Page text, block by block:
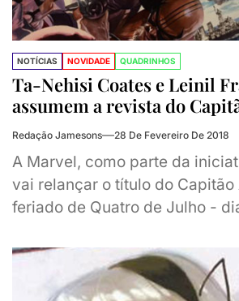
NOTÍCIAS NOVIDADE QUADRINHOS
Ta-Nehisi Coates e Leinil
assumem a revista do
Redação Jamesons 28 De Fevereiro De 2018
A Marvel, como parte da
vai relançar o título do Capitão
feriado de Quatro de Julho -